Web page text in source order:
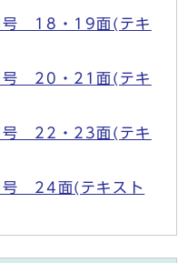
号 18・19面(テキ
号 20・21面(テキ
号 22・23面(テキ
24面(テキスト